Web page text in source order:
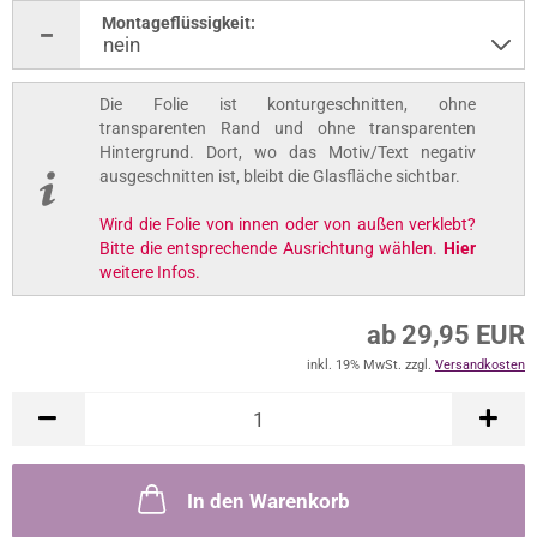
Montageflüssigkeit:
Die Folie ist konturgeschnitten, ohne
transparenten Rand und ohne transparenten
Hintergrund. Dort, wo das Motiv/Text negativ
ausgeschnitten ist, bleibt die Glasfläche sichtbar.
Wird die Folie von innen oder von außen verklebt?
Bitte die entsprechende Ausrichtung wählen. Hier
weitere Infos.
ab 29,95 EUR
inkl. 19% MwSt. zzgl. Versandkosten
In den Warenkorb